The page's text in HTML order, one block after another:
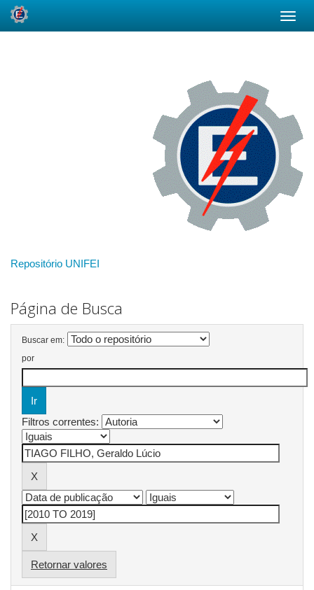
Repositório UNIFEI
Página de Busca
Buscar em:
por
Filtros correntes:
Retornar valores